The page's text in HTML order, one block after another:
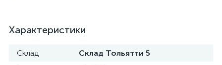
Характеристики
Склад
Склад Тольятти 5